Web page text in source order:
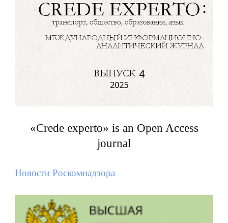
«Crede experto» is an Open Access
journal
Новости Роскомнадзора